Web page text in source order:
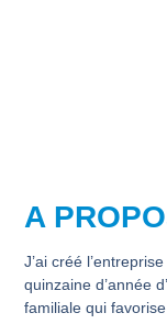
A
J’ai créé
quinzaine d’année
familiale qui